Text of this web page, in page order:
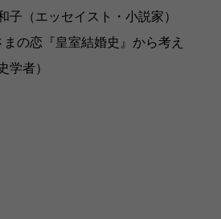
子（エッセイスト・小説家）
の恋『皇室結婚史』から考え
学者）